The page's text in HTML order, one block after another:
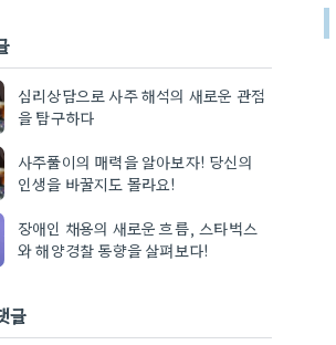
심리상담으로 사주 해석의 새로운 관점
을 탐구하다
사주풀이의 매력을 알아보자! 당신의
인생을 바꿀지도 몰라요!
장애인 채용의 새로운 흐름, 스타벅스
와 해양경찰 동향을 살펴보다!
글